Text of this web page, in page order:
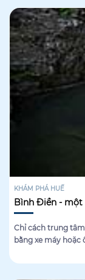
KHÁM PHÁ HUẾ
Bình Điền - một
Chỉ cách trung
bằng xe máy hoặc